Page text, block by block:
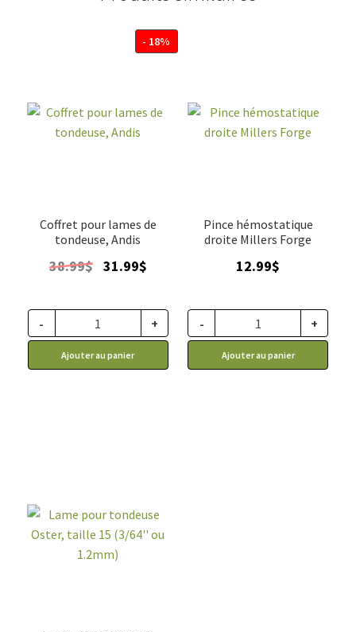
Coffret pour lames de
tondeuse, Andis
- 18%
38.99$ Le
était :
38.99$.
31.99$Le
est :
31.99$.
- +
Ajouter au panier
Pince hémostatique
droite Millers Forge
12.99$
- +
Ajouter au panier